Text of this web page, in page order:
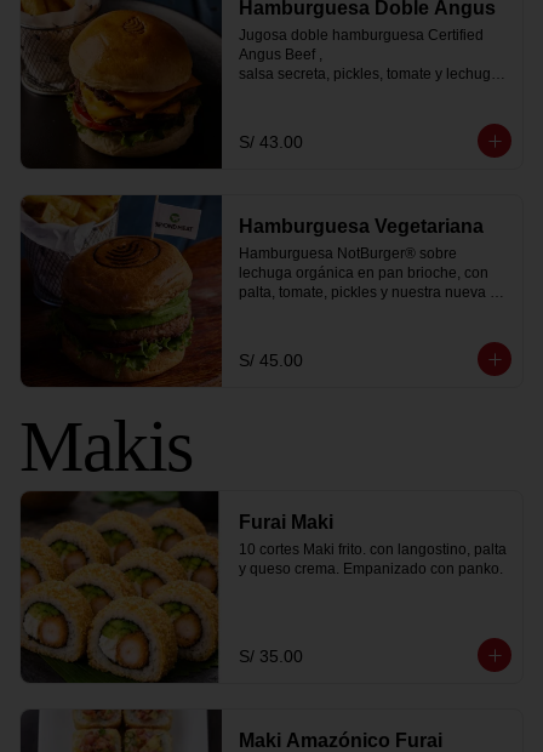
Hamburguesa Doble Angus
Jugosa doble hamburguesa Certified
Angus Beef ,
salsa secreta, pickles, tomate y lechugas
zero
S/ 43.00
Hamburguesa Vegetariana
Hamburguesa NotBurger® sobre
lechuga orgánica en pan brioche, con
palta, tomate, pickles y nuestra nueva y
peruanita frita y 1 coca cola zero.
S/ 45.00
Makis
Furai Maki
10 cortes Maki frito. con langostino, palta
y queso crema. Empanizado con panko.
S/ 35.00
Maki Amazónico Furai